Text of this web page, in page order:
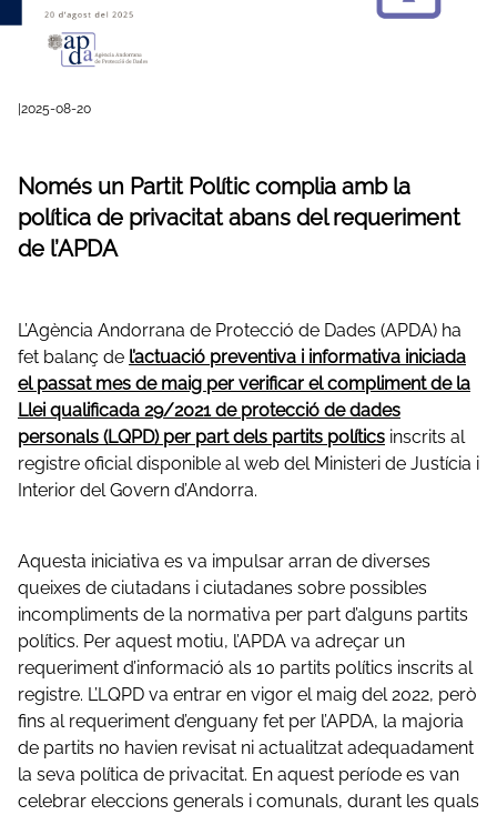
|2025-08-20
Només un Partit Polític complia amb la
política de privacitat abans del requeriment
de l’APDA
L’Agència Andorrana de Protecció de Dades (APDA) ha
fet balanç de l’actuació preventiva i informativa iniciada
el passat mes de maig per verificar el compliment de la
Llei qualificada 29/2021 de protecció de dades
personals (LQPD) per part dels partits polítics inscrits al
registre oficial disponible al web del Ministeri de Justícia i
Interior del Govern d’Andorra.
Aquesta iniciativa es va impulsar arran de diverses
queixes de ciutadans i ciutadanes sobre possibles
incompliments de la normativa per part d’alguns partits
polítics. Per aquest motiu, l’APDA va adreçar un
requeriment d’informació als 10 partits polítics inscrits al
registre. L’LQPD va entrar en vigor el maig del 2022, però
fins al requeriment d’enguany fet per l’APDA, la majoria
de partits no havien revisat ni actualitzat adequadament
la seva política de privacitat. En aquest període es van
celebrar eleccions generals i comunals, durant les quals